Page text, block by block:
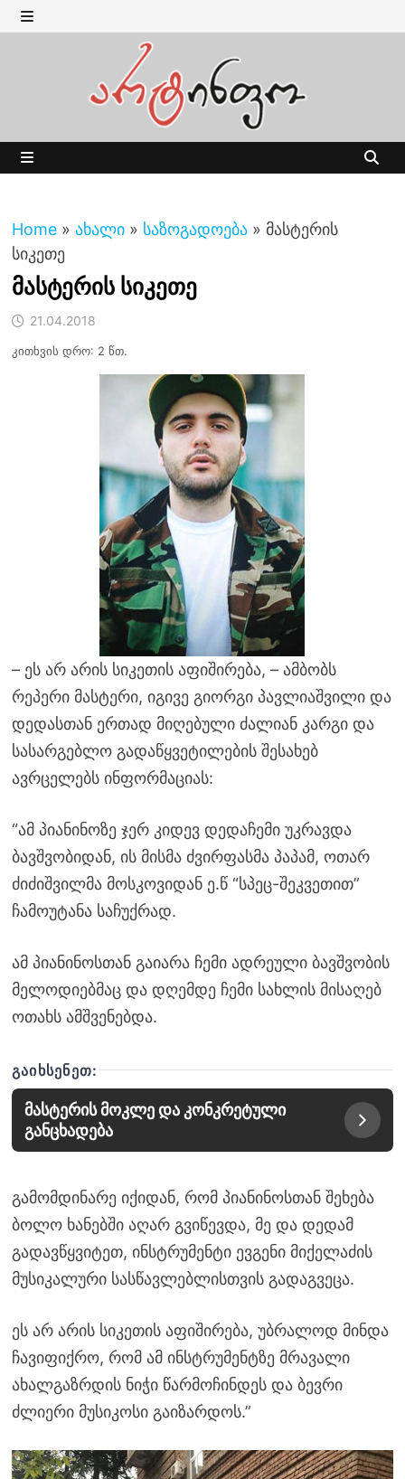
Skip
to MENU
Home » ახალი » საზოგადოება » მასტერის
სიკეთე
მასტერის სიკეთე
21.04.2018
კითხვის დრო: 2 წთ.
– ეს არ არის სიკეთის აფიშირება, – ამბობს
რეპერი მასტერი, იგივე გიორგი პავლიაშვილი და
დედასთან ერთად მიღებული ძალიან კარგი და
სასარგებლო გადაწყვეტილების შესახებ
ავრცელებს ინფორმაციას:
“ამ პიანინოზე ჯერ კიდევ დედაჩემი უკრავდა
ბავშვობიდან, ის მისმა ძვირფასმა პაპამ, ოთარ
ძიძიშვილმა მოსკოვიდან ე.წ “სპეც-შეკვეთით”
ჩამოუტანა საჩუქრად.
ამ პიანინოსთან გაიარა ჩემი ადრეული ბავშვობის
მელოდიებმაც და დღემდე ჩემი სახლის მისაღებ
ოთახს ამშვენებდა.
ᲒᲐᲘᲮᲡᲔᲜᲔᲗ:
მასტერის მოკლე და კონკრეტული
განცხადება
გამომდინარე იქიდან, რომ პიანინოსთან შეხება
ბოლო ხანებში აღარ გვიწევდა, მე და დედამ
გადავწყვიტეთ, ინსტრუმენტი ევგენი მიქელაძის
მუსიკალური სასწავლებლისთვის გადაგვეცა.
ეს არ არის სიკეთის აფიშირება, უბრალოდ მინდა
ჩავიფიქრო, რომ ამ ინსტრუმენტზე მრავალი
ახალგაზრდის ნიჭი წარმოჩინდეს და ბევრი
ძლიერი მუსიკოსი გაიზარდოს.”